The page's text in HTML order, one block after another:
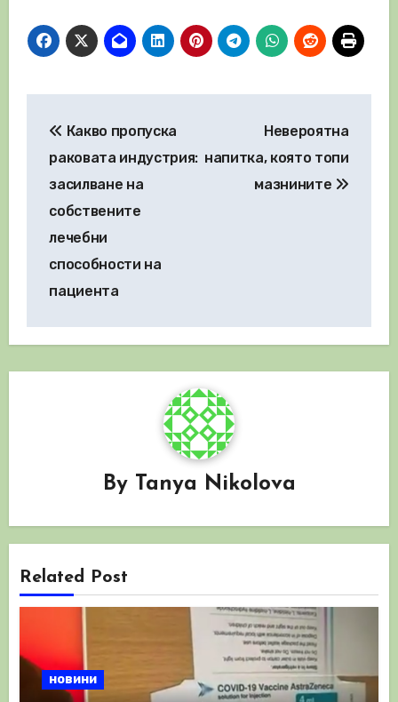
Какво пропуска
раковата индустрия:
засилване на
собствените
лечебни
способности на
пациента
Невероятна
напитка, която топи
мазнините
By Tanya Nikolova
Related Post
новини